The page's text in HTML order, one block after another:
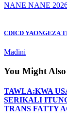
NANE NANE
CDICD YAONGEZA
Madini
You Might
TAWLA:KWA
SERIKALI
TRANS FATTY